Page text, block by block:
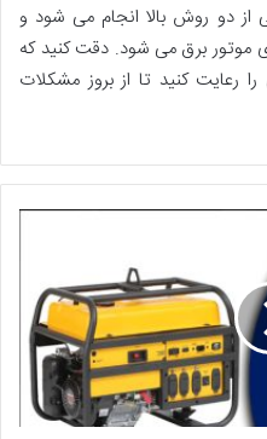
دو روش بالا انجام می شود و
موتور برق می شود. دقت کنید که
رعایت کنید تا از بروز مشکلات